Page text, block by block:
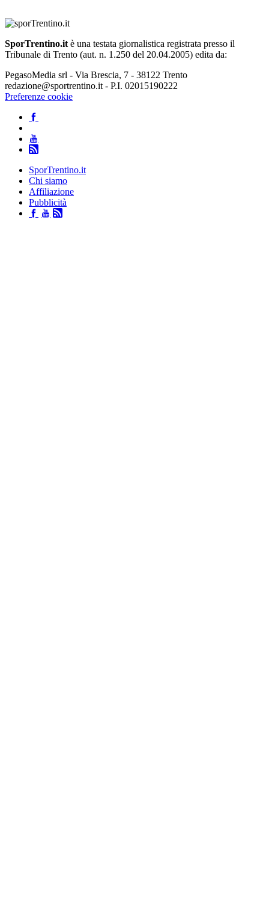
SporTrentino.it è una testata giornalistica registrata presso il
Tribunale di Trento (aut. n. 1.250 del 20.04.2005) edita da:
PegasoMedia srl - Via Brescia, 7 - 38122 Trento
redazione@sportrentino.it - P.I. 02015190222
Preferenze cookie
SporTrentino.it
Chi siamo
Affiliazione
Pubblicità